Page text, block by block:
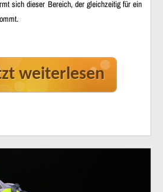
sich dieser Bereich, der gleichzeitig für ein
weiterlesen